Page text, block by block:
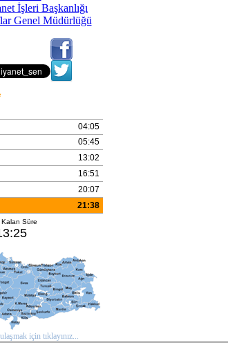
İşleri Başkanlığı
Genel Müdürlüğü
için tıklayınız...